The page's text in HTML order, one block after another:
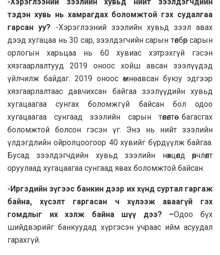
тэдэн хувь нь хамрагдах боломжтой гэх судалгаа
гарсан уу? -Хэрэглээний зээлийн хувьд зээл авах
дээд хугацаа нь 30 сар, зээлдэгчийн сарын төлбөр сарын
орлогын харьцаа нь 60 хувиас хэтрэхгүй гэсэн
хязгаарлалтууд 2019 оноос хойш авсан зээлүүдэд
үйлчилж байдаг. 2019 оноос өмнө авсан буюу эдгээр
хязгаарлалтаас давчихсан байгаа зээлүүдийн хувьд
хугацаагаа сунгах боломжгүй байсан бол одоо
хугацаагаа сунгаад зээлийн сарын төлөлтөө багасгах
боломжтой болсон гэсэн үг. Энэ нь нийт зээлийн
үлдэгдлийн ойролцоогоор 40 хувийг бүрдүүлж байгаа.
Бусад зээлдэгчдийн хувьд зээлийн нөхцөлд өөрчлөлт
оруулаад хугацаагаа сунгаад явах боломжтой байсан.
-Иргэдийн зүгээс банкин дээр их хүнд суртал гаргаж
байна, хүсэлт гаргасан ч хүлээж аваагүй гэх
гомдлыг их хэлж байна шүү дээ? –Одоо бүх
шийдвэрийг банкуудад хүргэсэн учраас ийм асуудал
гарахгүй.